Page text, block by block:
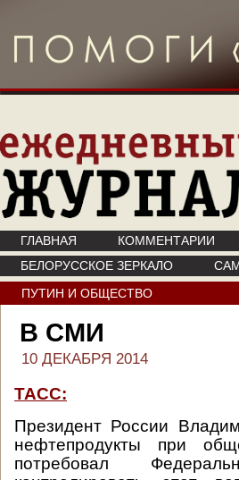
ГЛАВНАЯ КОММЕНТАРИИ
БЕЛОРУССКОЕ ЗЕРКАЛО
ПУТИН И ОБЩЕСТВО
В СМИ
10 ДЕКАБРЯ 2014
ТАСС:
Президент России
нефтепродукты при
потребовал